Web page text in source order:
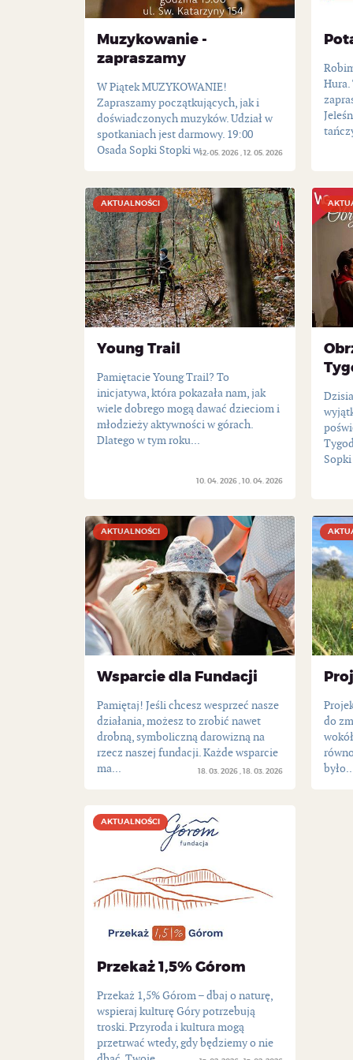
Muzykowanie -
zapraszamy
12. 05. 2026 12. 05. 2026
W Piątek MUZYKOWANIE!
Zapraszamy początkujących, jak i
doświadczonych muzyków. Udział w
spotkaniach jest darmowy. 19:00
Osada Sopki Stopki w...
Hura.
Young Trail
AKTUALNOŚCI
10. 04. 2026 10. 04. 2026
Pamiętacie Young Trail? To
inicjatywa, która pokazała nam, jak
wiele dobrego mogą dawać dzieciom i
młodzieży aktywności w górach.
Dlatego w tym roku...
AKTUALNOŚCI
Wsparcie dla Fundacji
AKTUALNOŚCI
18. 03. 2026 18. 03. 2026
Pamiętaj! Jeśli chcesz wesprzeć nasze
działania, możesz to zrobić nawet
drobną, symboliczną darowizną na
rzecz naszej fundacji. Każde wsparcie
ma...
AKTUALNOŚCI
do
Przekaż 1,5% Górom
AKTUALNOŚCI
Przekaż 1,5% Górom – dbaj o naturę,
wspieraj kulturę Góry potrzebują
troski. Przyroda i kultura mogą
przetrwać wtedy, gdy będziemy o nie
AKTUALNOŚCI